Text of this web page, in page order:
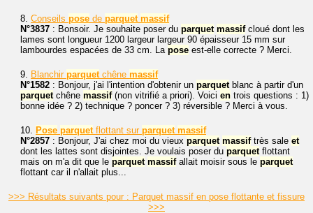
8. Conseils pose de parquet massif
N°3837 : Bonsoir. Je souhaite poser du parquet massifcloué dont les
lames sont longueur 1200 largeur largeur 90 épaisseur 15 mm sur
lambourdes espacées de 33 cm. La pose est-elle correcte ? Merci.
9. Blanchir parquetchêne massif
N°1582 : Bonjour, j'ai l'intention d'obtenir un parquetblanc à partir d'un
parquetchêne massif(non vitrifié a priori). Voici en trois questions : 1)
bonne idée ? 2) technique ? poncer ? 3) réversible ? Merci à vous.
10. Pose parquetflottant sur parquet massif
N°2857 : Bonjour, J'ai chez moi du vieux parquet massiftrès sale et
dont les lattes sont disjointes. Je voulais poser du parquetflottant
mais on m'a dit que le parquet massifallait moisir sous le parquet
flottant car il n'allait plus...
>>> Résultats suivants pour : Parquet massif en pose flottante et fissure
>>>